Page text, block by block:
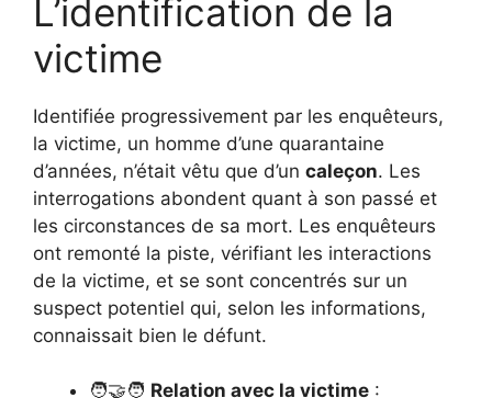
L’identification de la
victime
Identifiée progressivement par les enquêteurs,
la victime, un homme d’une quarantaine
d’années, n’était vêtu que d’un caleçon. Les
interrogations abondent quant à son passé et
les circonstances de sa mort. Les enquêteurs
ont remonté la piste, vérifiant les interactions
de la victime, et se sont concentrés sur un
suspect potentiel qui, selon les informations,
connaissait bien le défunt.
🧑‍🤝‍🧑 Relation avec la victime :